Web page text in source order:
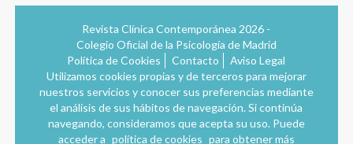
Revista Clínica Contemporánea 2026 -
Colegio Oficial de la Psicología de Madrid
Política de Cookies
Contacto
Aviso Legal
Utilizamos cookies propias y de terceros para mejorar
nuestros servicios y conocer sus preferencias mediante
el análisis de sus hábitos de navegación. Si continúa
navegando, consideramos que acepta su uso. Puede
acceder a política de cookies para obtener más